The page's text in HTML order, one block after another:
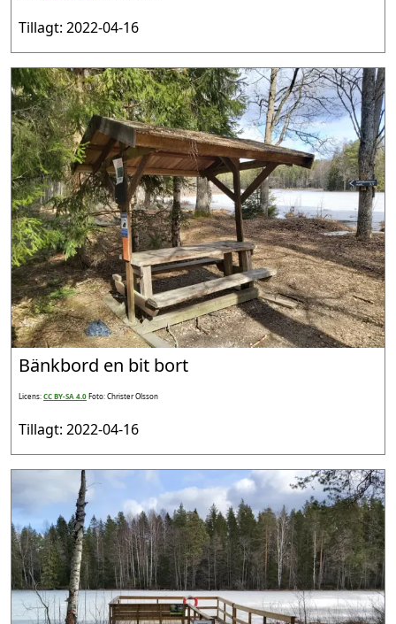
Tillagt: 2022-04-16
Bänkbord en bit bort
Licens:CC BY-SA 4.0Foto: Christer Olsson
Tillagt: 2022-04-16